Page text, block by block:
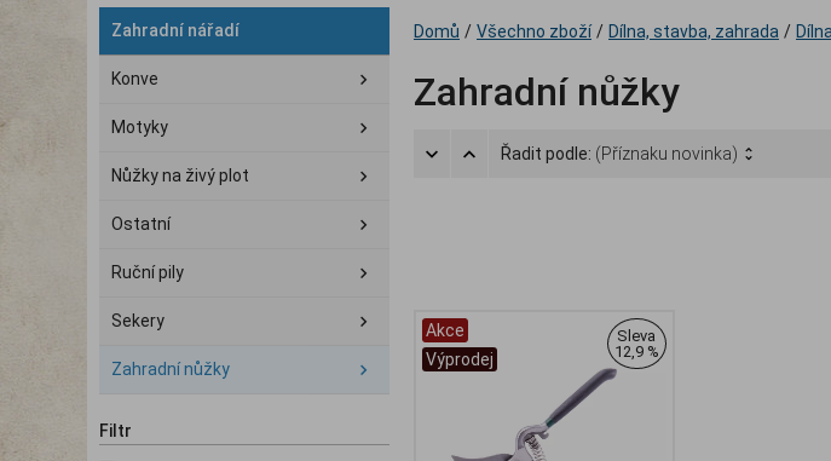
Zahradní nářadí
Konve
Motyky
Nůžky na živý plot
Ostatní
Ruční pily
Sekery
Zahradní nůžky
Filtr
Domů / Všechno zboží / Dílna, stavba, zahrada /
Zahradní nůžky
Řadit podle: (Příznaku novinka)
Akce
Výprodej
Sleva
12,9 %